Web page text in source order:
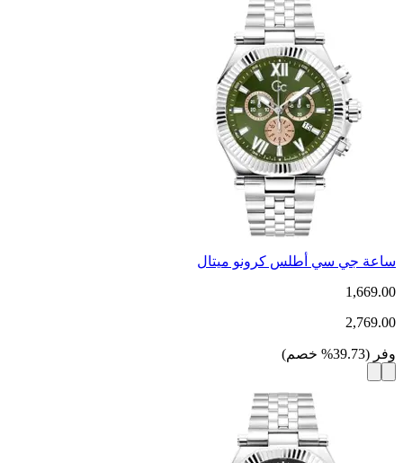
ساعة جي سي أطلس كرونو ميتال
1,669.00
2,769.00
وفر (
39.73
% خصم)